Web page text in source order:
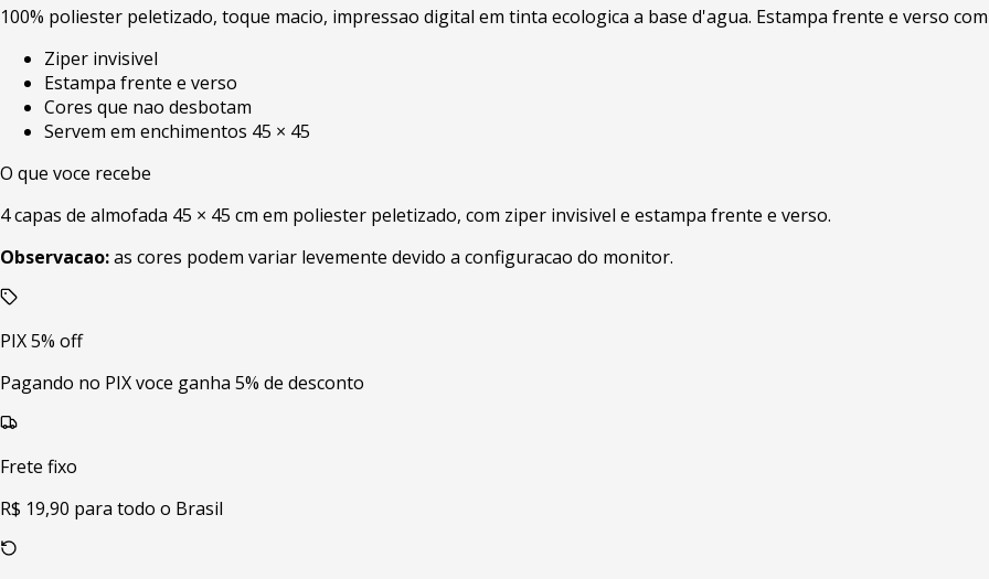
100% poliester peletizado, toque macio, impressao digital em tinta ecologica a base d'agua. Estampa frente e verso
Ziper invisivel
Estampa frente e verso
Cores que nao desbotam
Servem em enchimentos 45 × 45
O que voce recebe
4 capas de almofada 45 × 45 cm em poliester peletizado, com ziper invisivel e estampa frente e verso.
Observacao:as cores podem variar levemente devido a configuracao do monitor.
PIX 5% off
Pagando no PIX voce ganha 5% de desconto
Frete fixo
R$ 19,90 para todo o Brasil